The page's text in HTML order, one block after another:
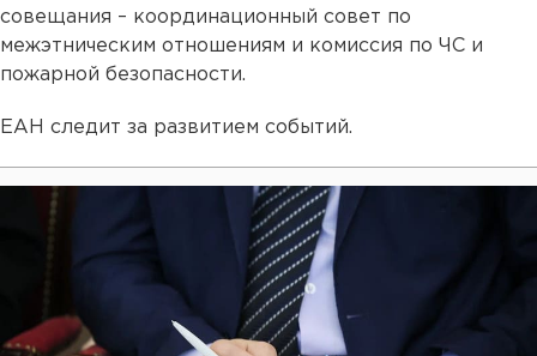
совещания – координационный совет по
межэтническим отношениям и комиссия по ЧС и
пожарной безопасности.
ЕАН следит за развитием событий.